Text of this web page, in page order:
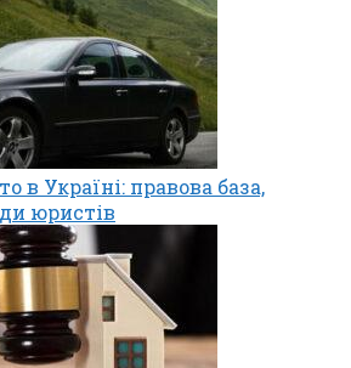
в Україні: правова база,
юристів